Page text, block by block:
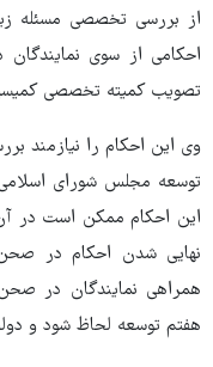
از بررسی تخصصی مسئله
احکامی از سوی
تصویب کمیته تخصصی
وی این احکام را نیازمند
توسعه مجلس شورای
این احکام ممکن است در
نهایی شدن احکام در
همراهی نمایندگان در
هفتم توسعه لحاظ شود و